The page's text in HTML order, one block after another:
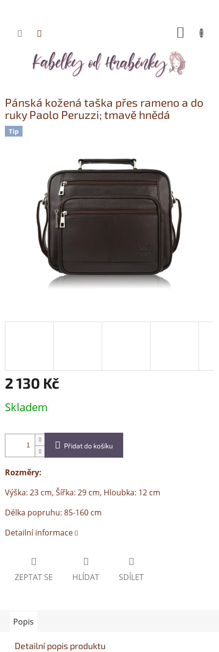
Přejít
Pánská kožená taška přes rameno a do
ruky Paolo Peruzzi; tmavě hnědá
Tip
2 130 Kč
cena:
Skladem
Přidat do košíku
Rozměry:
Výška: 23 cm, Šířka: 29 cm, Hloubka: 12 cm
Délka popruhu: 85-160 cm
Detailní informace
ZEPTAT SE HLÍDAT SDÍLET
Popis
Detailní popis produktu